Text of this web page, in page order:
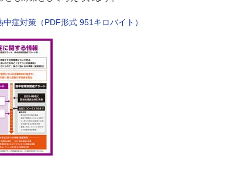
症対策（PDF形式 951キロバイト）